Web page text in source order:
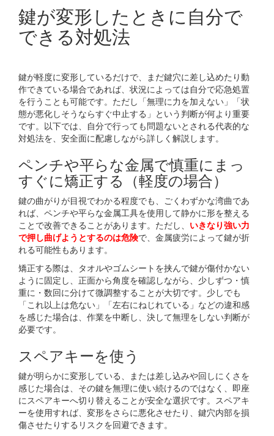
鍵が変形したときに自分で
できる対処法
鍵が軽度に変形しているだけで、まだ鍵穴に差し込めたり動
作できている場合であれば、状況によっては自分で応急処置
を行うことも可能です。ただし「無理に力を加えない」「状
態が悪化しそうならすぐ中止する」という判断が何より重要
です。以下では、自分で行っても問題ないとされる代表的な
対処法を、安全面に配慮しながら詳しく解説します。
ペンチや平らな金属で慎重にまっ
すぐに矯正する（軽度の場合）
鍵の曲がりが目視でわかる程度でも、ごくわずかな湾曲であ
れば、ペンチや平らな金属工具を使用して静かに形を整える
ことで改善できることがあります。ただし、 いきなり強い力
で押し曲げようとするのは危険で、金属疲労によって鍵が折
れる可能性もあります。
矯正する際は、タオルやゴムシートを挟んで鍵が傷付かない
ように固定し、正面から角度を確認しながら、少しずつ・慎
重に・数回に分けて微調整することが大切です。少しでも
「これ以上は危ない」「左右にねじれている」などの違和感
を感じた場合は、作業を中断し、決して無理をしない判断が
必要です。
スペアキーを使う
鍵が明らかに変形している、または差し込みや回しにくさを
感じた場合は、その鍵を無理に使い続けるのではなく、即座
にスペアキーへ切り替えることが安全な選択です。スペアキ
ーを使用すれば、変形をさらに悪化させたり、鍵穴内部を損
傷させたりするリスクを回避できます。